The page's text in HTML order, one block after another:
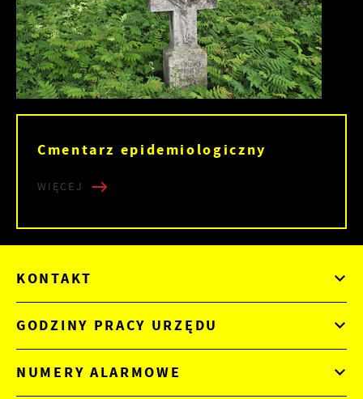
Cmentarz epidemiologiczny
WIĘCEJ
KONTAKT
GODZINY PRACY URZĘDU
NUMERY ALARMOWE